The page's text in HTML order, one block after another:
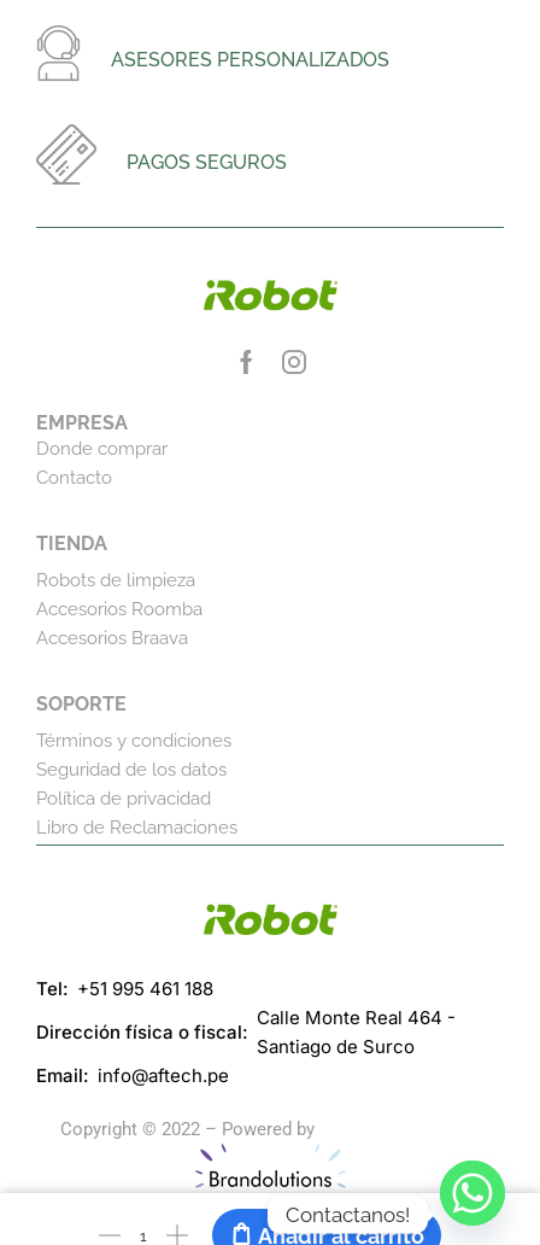
ASESORES PERSONALIZADOS
PAGOS SEGUROS
EMPRESA
Donde comprar
Contacto
TIENDA
Robots de limpieza
Accesorios Roomba
Accesorios Braava
SOPORTE
Términos y condiciones
Seguridad de los datos
Política de privacidad
Libro de Reclamaciones
Tel: +51 995 461 188
Dirección física o fiscal:
Calle Monte Real 464 -
Santiago de Surco
Email: info@aftech.pe
Copyright © 2022 – Powered by
Añadir al carrito
Contactanos!